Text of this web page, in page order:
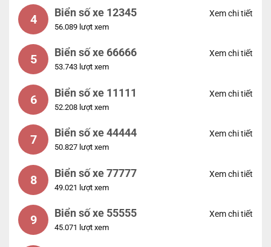
4 Biển số xe 12345
56.089 lượt xem
Xem chi tiết
5 Biển số xe 66666
53.743 lượt xem
Xem chi tiết
6 Biển số xe 11111
52.208 lượt xem
Xem chi tiết
7 Biển số xe 44444
50.827 lượt xem
Xem chi tiết
8 Biển số xe 77777
49.021 lượt xem
Xem chi tiết
9 Biển số xe 55555
45.071 lượt xem
Xem chi tiết